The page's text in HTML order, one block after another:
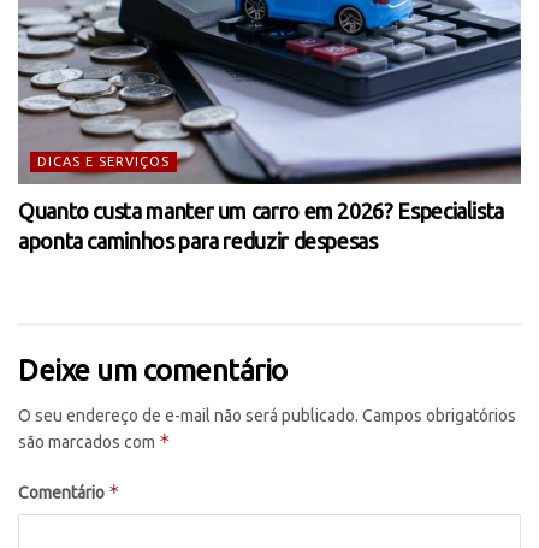
DICAS E SERVIÇOS
Quanto custa manter um carro em 2026? Especialista
aponta caminhos para reduzir despesas
Deixe um comentário
O seu endereço de e-mail não será publicado. Campos obrigatórios
são marcados com *
Comentário *